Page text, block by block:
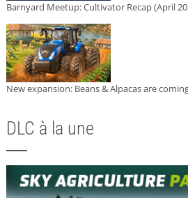
Barnyard Meetup: Cultivator Recap (April
New expansion: Beans & Alpacas are
DLC à la une